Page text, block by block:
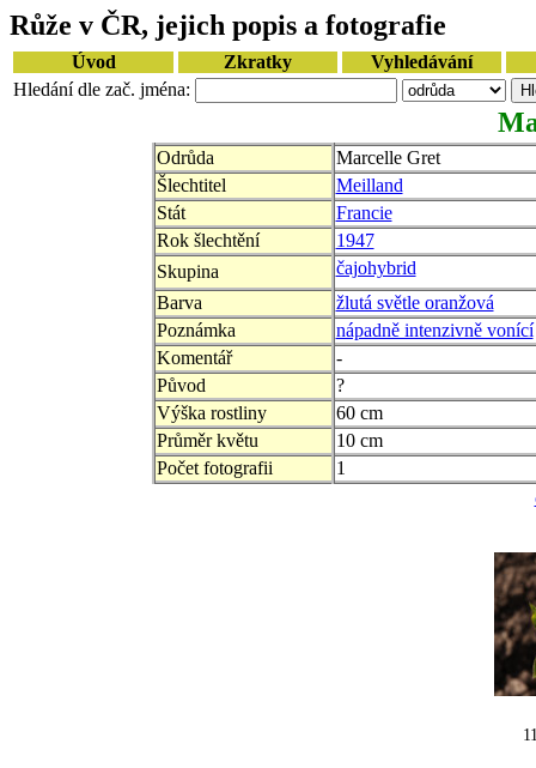
Růže v ČR, jejich popis a fotografie
Úvod Zkratky
Vyhledávání
Hledání dle zač. jména:
Odrůda
Marcelle Gret
Šlechtitel
Meilland
Stát
Francie
Rok šlechtění
1947
Skupina
čajohybrid
Barva
žlutá světle oranžová
Poznámka
nápadně intenzivně vonící
Komentář
-
Původ
?
Výška rostliny
60 cm
Průměr květu
10 cm
Počet fotografii
1